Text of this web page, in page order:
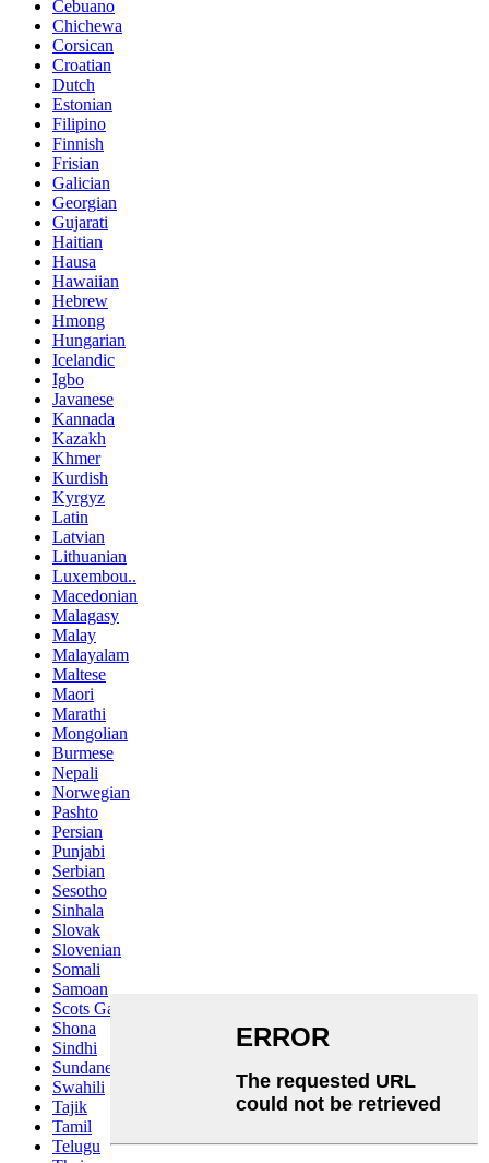
Cebuano
Chichewa
Corsican
Croatian
Dutch
Estonian
Filipino
Finnish
Frisian
Galician
Georgian
Gujarati
Haitian
Hausa
Hawaiian
Hebrew
Hmong
Hungarian
Icelandic
Igbo
Javanese
Kannada
Kazakh
Khmer
Kurdish
Kyrgyz
Latin
Latvian
Lithuanian
Luxembou..
Macedonian
Malagasy
Malay
Malayalam
Maltese
Maori
Marathi
Mongolian
Burmese
Nepali
Norwegian
Pashto
Persian
Punjabi
Serbian
Sesotho
Sinhala
Slovak
Slovenian
Somali
Samoan
Scots Gaelic
Shona
Sindhi
Sundanese
Swahili
Tajik
Tamil
Telugu